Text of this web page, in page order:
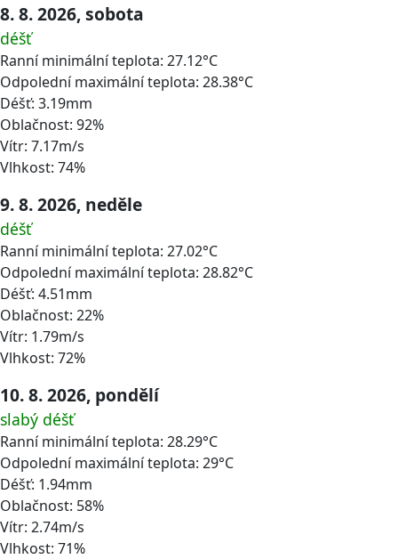
8. 8. 2026, sobota
déšť
Ranní minimální teplota: 27.12°C
Odpolední maximální teplota: 28.38°C
Déšť: 3.19mm
Oblačnost: 92%
Vítr: 7.17m/s
Vlhkost: 74%
9. 8. 2026, neděle
déšť
Ranní minimální teplota: 27.02°C
Odpolední maximální teplota: 28.82°C
Déšť: 4.51mm
Oblačnost: 22%
Vítr: 1.79m/s
Vlhkost: 72%
10. 8. 2026, pondělí
slabý déšť
Ranní minimální teplota: 28.29°C
Odpolední maximální teplota: 29°C
Déšť: 1.94mm
Oblačnost: 58%
Vítr: 2.74m/s
Vlhkost: 71%